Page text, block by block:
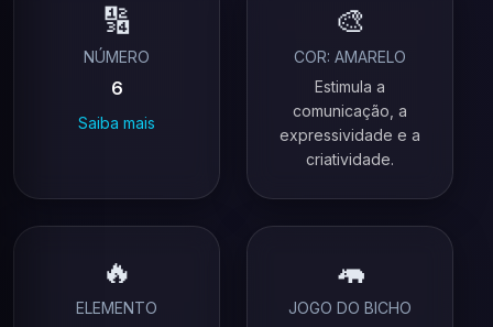
🔢
NÚMERO
6
Saiba mais
🎨
COR: AMARELO
Estimula a
comunicação, a
expressividade e a
criatividade.
🔥
ELEMENTO
🦛
JOGO DO BICHO